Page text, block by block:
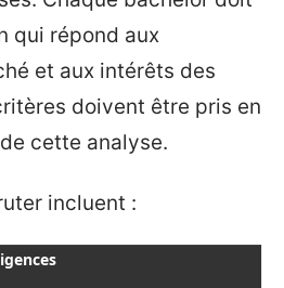
qui répond aux
et aux intérêts des
doivent être pris en
cette analyse.
incluent :